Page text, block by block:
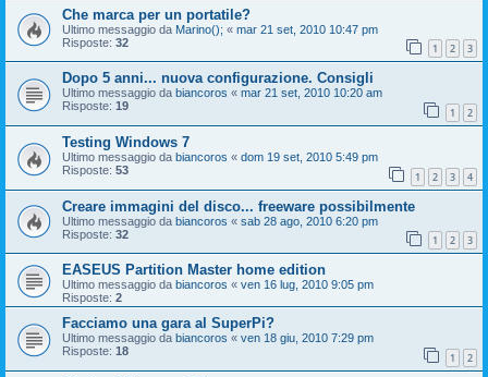
Che marca per un portatile?
Ultimo messaggio da Marino(); « mar 21 set, 2010 10:47 pm
Risposte: 32 1 2 3
Dopo 5 anni... nuova configurazione. Consigli
Ultimo messaggio da biancoros « mar 21 set, 2010 10:20 am
Risposte: 19 1 2
Testing Windows 7
Ultimo messaggio da biancoros « dom 19 set, 2010 5:49 pm
Risposte: 53 1 2 3 4
Creare immagini del disco... freeware possibilmente
Ultimo messaggio da biancoros « sab 28 ago, 2010 6:20 pm
Risposte: 32 1 2 3
EASEUS Partition Master home edition
Ultimo messaggio da biancoros « ven 16 lug, 2010 9:05 pm
Risposte: 2
Facciamo una gara al SuperPi?
Ultimo messaggio da biancoros « ven 18 giu, 2010 7:29 pm
Risposte: 18 1 2